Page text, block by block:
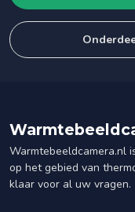
Warmtebeeldcamera.nl
op het gebied van
klaar voor al uw vragen.